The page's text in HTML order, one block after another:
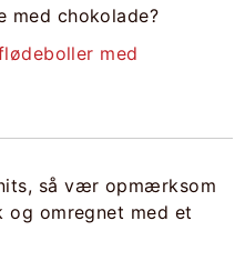
chokolade?
med
og omregnet med et